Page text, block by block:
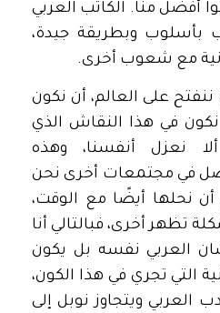
أفضل منّا. الكاتب العربي
بأسلوب وبطريقة جيدة،
مع شعوب أخرى.
ننفتح على العالم، أن نكون
نكون في هذا النقاش الذي
نعزل أنفسنا، وهذه
في مجتمعات أخرى نحن
أن نحلها أيضًا مع الوقت،
تظهر أخرى، فبالتالي أنا
العربي نفسه بل يكون
التي تجري في هذا الكون،
العربي ويتجاوز نوبل إلى